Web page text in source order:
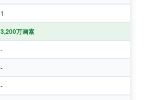
1
3,200万画素
-
-
-